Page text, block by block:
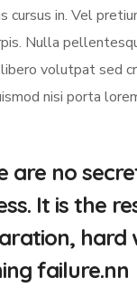
cursus in. Vel
Nulla
volutpat sed
nisi porta
are no
It is the
hard
failure.nn